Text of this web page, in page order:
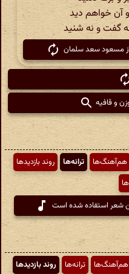
آن خواهم دید
گفت و نه شنید
و قافیه
هم‌آهنگ‌ها ترانه‌ها
روند بازدیدها
شعر استفاده شده است
هم‌آهنگ‌ها ترانه‌ها
روند بازدیدها